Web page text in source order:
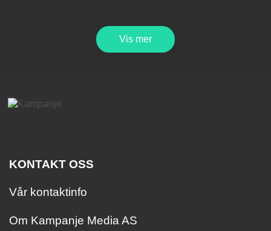
Vis mer
KONTAKT OSS
Vår kontaktinfo
Om Kampanje Media AS